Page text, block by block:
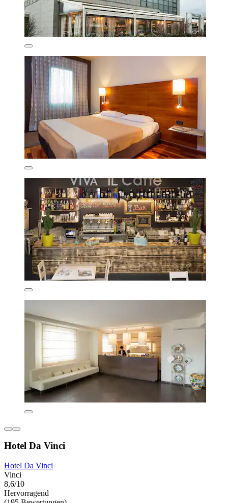
Hotel Da Vinci
Hotel Da Vinci
Vinci
8,6/10
Hervorragend